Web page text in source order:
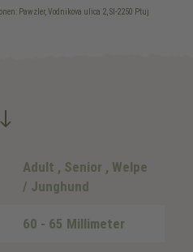
Pawzler, Vodnikova ulica 2, SI-2250 Ptuj
Adult , Senior , Welpe
/ Junghund
60 - 65 Millimeter